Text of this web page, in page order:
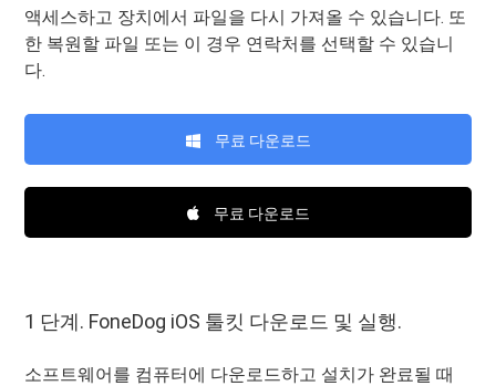
액세스하고 장치에서 파일을 다시 가져올 수 있습니다. 또
한 복원할 파일 또는 이 경우 연락처를 선택할 수 있습니
다.
무료 다운로드
무료 다운로드
1 단계. FoneDog iOS 툴킷 다운로드 및 실행.
소프트웨어를 컴퓨터에 다운로드하고 설치가 완료될 때